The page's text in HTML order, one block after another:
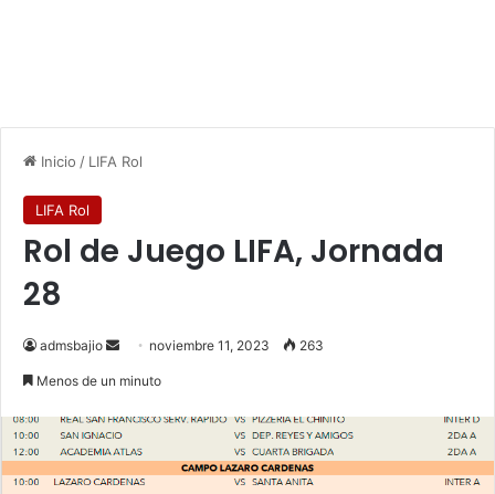
Inicio / LIFA Rol
LIFA Rol
Rol de Juego LIFA, Jornada
28
admsbajio
d
a
n
noviembre 11, 2023 263
Menos de un minuto